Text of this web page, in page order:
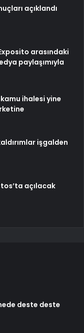
açıklandı
arasındaki
paylaşımıyla
ihalesi yine
işgalden
açılacak
deste deste